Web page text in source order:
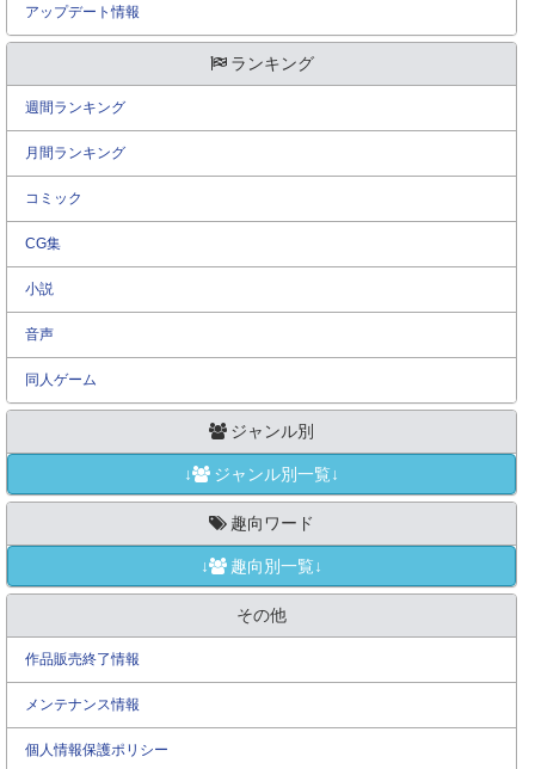
アップデート情報
ランキング
週間ランキング
月間ランキング
コミック
CG集
小説
音声
同人ゲーム
ジャンル別
↓ ジャンル別一覧↓
趣向ワード
↓ 趣向別一覧↓
その他
作品販売終了情報
メンテナンス情報
個人情報保護ポリシー